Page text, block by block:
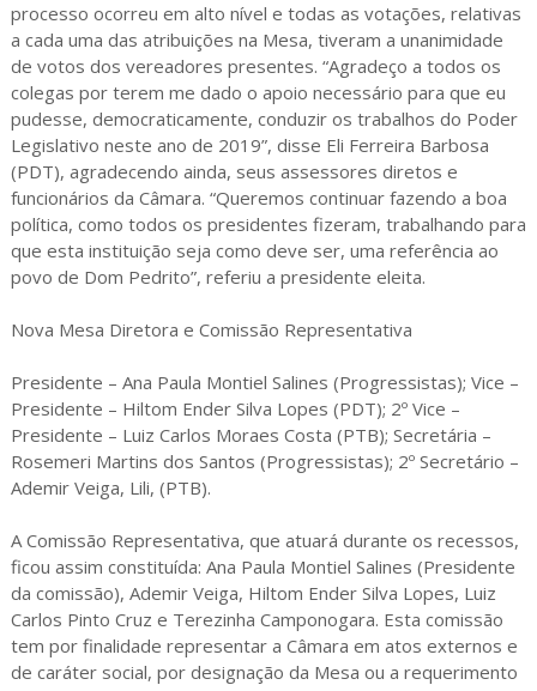
processo ocorreu em alto nível e todas as votações, relativas
a cada uma das atribuições na Mesa, tiveram a unanimidade
de votos dos vereadores presentes. “Agradeço a todos os
colegas por terem me dado o apoio necessário para que eu
pudesse, democraticamente, conduzir os trabalhos do Poder
Legislativo neste ano de 2019”, disse Eli Ferreira Barbosa
(PDT), agradecendo ainda, seus assessores diretos e
funcionários da Câmara. “Queremos continuar fazendo a boa
política, como todos os presidentes fizeram, trabalhando para
que esta instituição seja como deve ser, uma referência ao
povo de Dom Pedrito”, referiu a presidente eleita.
Nova Mesa Diretora e Comissão Representativa
Presidente – Ana Paula Montiel Salines (Progressistas); Vice –
Presidente – Hiltom Ender Silva Lopes (PDT); 2º Vice –
Presidente – Luiz Carlos Moraes Costa (PTB); Secretária –
Rosemeri Martins dos Santos (Progressistas); 2º Secretário –
Ademir Veiga, Lili, (PTB).
A Comissão Representativa, que atuará durante os recessos,
ficou assim constituída: Ana Paula Montiel Salines (Presidente
da comissão), Ademir Veiga, Hiltom Ender Silva Lopes, Luiz
Carlos Pinto Cruz e Terezinha Camponogara. Esta comissão
tem por finalidade representar a Câmara em atos externos e
de caráter social, por designação da Mesa ou a requerimento